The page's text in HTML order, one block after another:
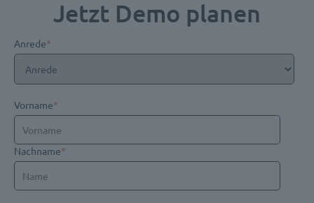
Jetzt Demo planen
Anrede*
Vorname*
Nachname*